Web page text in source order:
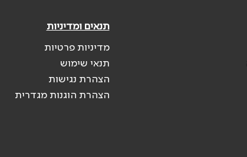
תנאים ומדיניות
מדיניות פרטיות
תנאי שימוש
הצהרת נגישות
הצהרת הוגנות מגדרית